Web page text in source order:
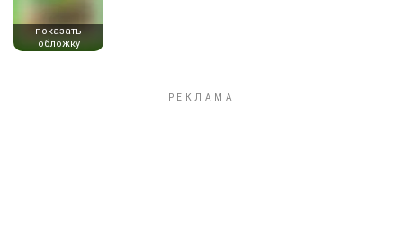
показать
обложку